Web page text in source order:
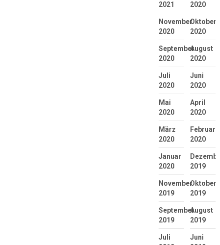
2021
2020
November
2020
Oktober
2020
September
2020
August
2020
Juli
2020
Juni
2020
Mai
2020
April
2020
März
2020
Februar
2020
Januar
2020
2019
November
2019
Oktober
2019
September
2019
August
2019
Juli
Juni